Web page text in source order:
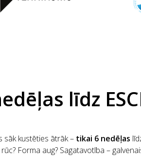
līdz
sāk kustēties ātrāk – tikai 6 nedēļas
Forma aug? Sagatavotība –